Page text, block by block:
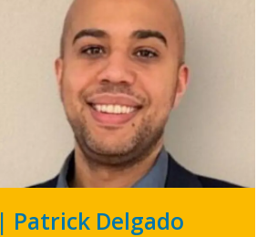
| Patrick Delgado